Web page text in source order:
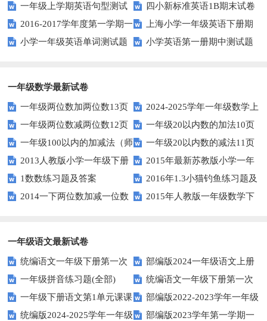
测试题
一年级上学期英语句型测试
题
四小新标准英语1B期末试卷
2016-2017学年度第一学期一
起一年级英语期中试卷
上海小学一年级英语下册期
中试卷
小学一年级英语单词测试题 小学英语第一册期中测试题
一年级数学最新试卷
一年级两位数加两位数13页
2024-2025学年一年级数学上
册期末素养测评卷（考试版A4
人教版）
一年级两位数减两位数12页
一年级20以内数的加法10页
一年级100以内的加减法（师
版）
一年级20以内数的减法11页
2013人教版小学一年级下册
第三单元整理与复习（一）练习
题
2015年最新苏教版小学一年
级数学下册第一次月考试卷
1数数练习题及答案
2016年1.3小猫钓鱼练习题及
答案
2014一下两位数加减一位数
2015年人教版一年级数学下
一年级语文最新试卷
统编语文一年级下册第一次
月考测试题7
部编版2024一年级语文上册
第一单元检测卷
一年级拼音练习题(全部)
统编语文一年级下册第一次
月考测试题6
一年级下册语文第1单元课课
练
部编版2022-2023学年一年级
语文下册期中复习卷
统编版2024-2025学年一年级 部编版2023学年第一学期一